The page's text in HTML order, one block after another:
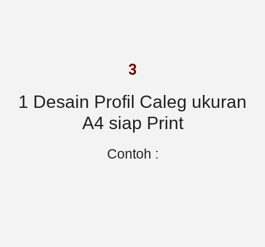
3
1 Desain Profil Caleg ukuran
A4 siap Print
Contoh :